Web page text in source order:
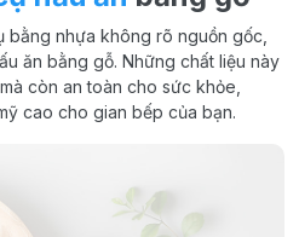
nhựa không rõ nguồn gốc,
ăn bằng gỗ. Những chất liệu này
còn an toàn cho sức khỏe,
cao cho gian bếp của bạn.